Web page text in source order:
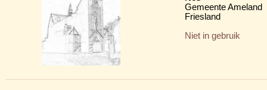
Gemeente Ameland
Friesland
Niet in gebruik